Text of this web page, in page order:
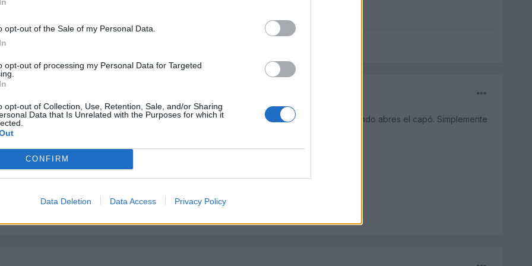
opt-out of the Sale of my Personal Data.
opt-out of processing my Personal Data for Targeted
opt-out of Collection, Use, Retention, Sale, and/or Sharing
Data that Is Unrelated with the Purposes for which it
CONFIRM
Data Deletion Data Access Privacy Policy
con la distribución ya que la carga se hace por unas válvulas que van a la vista cuando abres el capó. Simplemente
házsela y si no, pues no. Saludos.